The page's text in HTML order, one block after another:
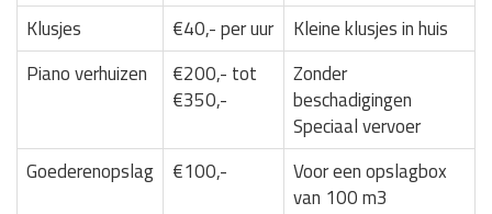
Klusjes
€40,- per uur
Kleine klusjes in huis
Piano verhuizen
€200,- tot
€350,-
Zonder
beschadigingen
Speciaal vervoer
Goederenopslag
€100,-
Voor een opslagbox
van 100 m3